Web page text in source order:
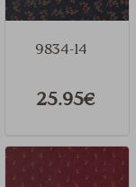
9834-14
25.95€